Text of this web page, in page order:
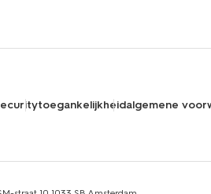
toegankelijkheidalgemene